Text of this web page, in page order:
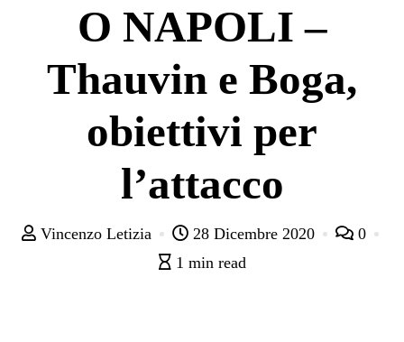
O NAPOLI –
Thauvin e Boga,
obiettivi per
l’attacco
Vincenzo Letizia 28 Dicembre 2020
0
1 min read